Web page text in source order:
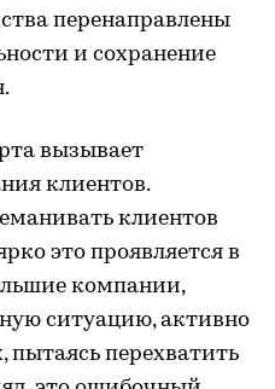
перенаправлены
и сохранение
вызывает
клиентов.
клиентов
это проявляется в
компании,
ситуацию, активно
пытаясь перехватить